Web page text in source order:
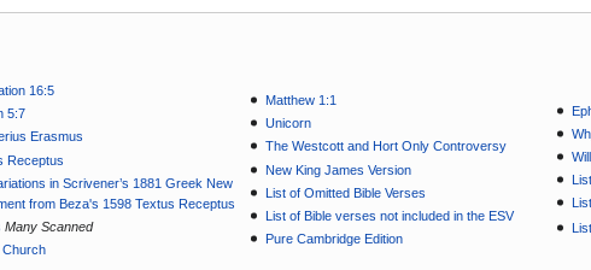
16:5
5:7
Erasmus
Receptus
in Scrivener’s 1881 Greek New
from Beza's 1598 Textus Receptus
Many Scanned
Matthew 1:1
Unicorn
The Westcott and Hort Only Controversy
New King James Version
List of Omitted Bible Verses
List of Bible verses not included in the ESV
Pure Cambridge Edition